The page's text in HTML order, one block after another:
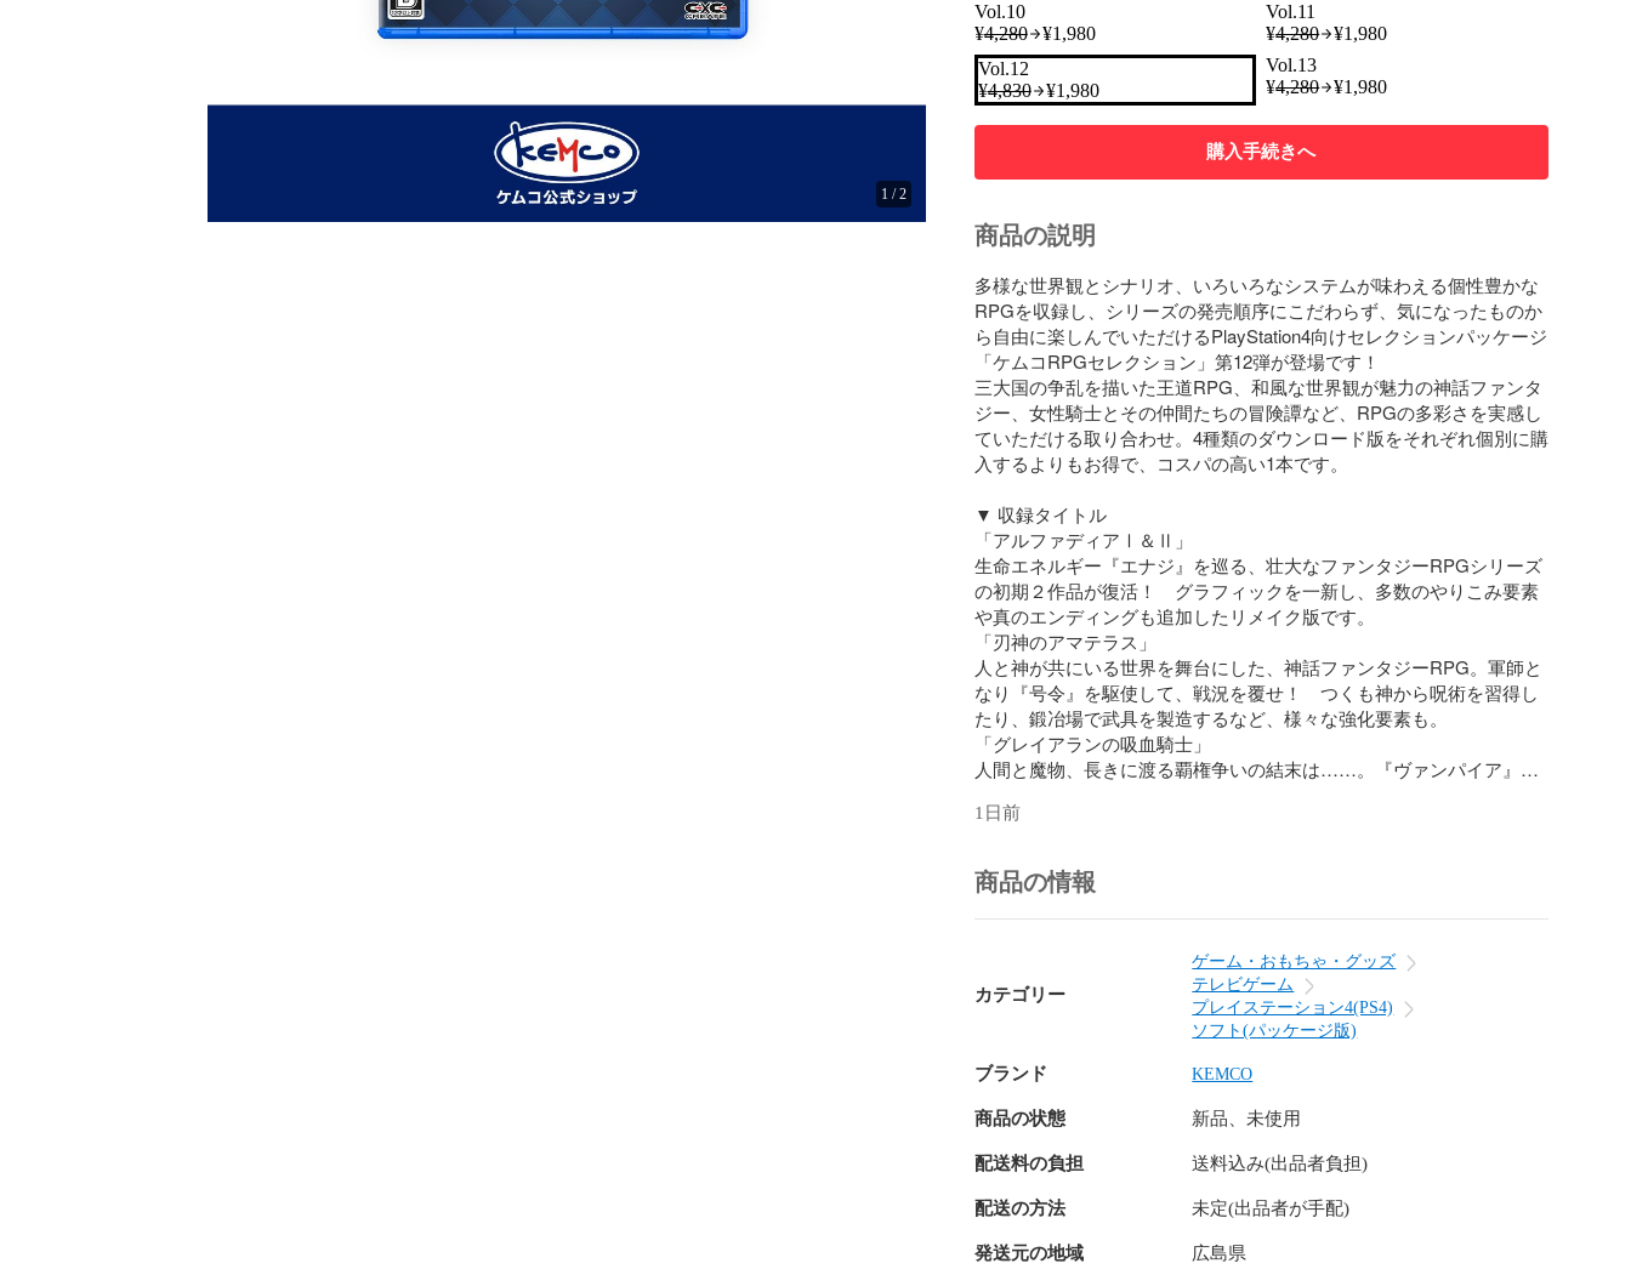
1/2
Vol.10
¥4,280 ¥1,980
Vol.11
¥4,280 ¥1,980
Vol.12
¥4,830 ¥1,980
Vol.13
¥4,280 ¥1,980
購入手続きへ
商品の説明
多様な世界観とシナリオ、いろいろなシステムが味わえる個性豊かな
RPGを収録し、シリーズの発売順序にこだわらず、気になったものか
ら自由に楽しんでいただけるPlayStation4向けセレクションパッケージ
「ケムコRPGセレクション」第12弾が登場です！
三大国の争乱を描いた王道RPG、和風な世界観が魅力の神話ファンタ
ジー、女性騎士とその仲間たちの冒険譚など、RPGの多彩さを実感し
ていただける取り合わせ。4種類のダウンロード版をそれぞれ個別に購
入するよりもお得で、コスパの高い1本です。
▼ 収録タイトル
「アルファディアⅠ＆Ⅱ」
生命エネルギー『エナジ』を巡る、壮大なファンタジーRPGシリーズ
の初期２作品が復活！　グラフィックを一新し、多数のやりこみ要素
や真のエンディングも追加したリメイク版です。
「刃神のアマテラス」
人と神が共にいる世界を舞台にした、神話ファンタジーRPG。軍師と
なり『号令』を駆使して、戦況を覆せ！　つくも神から呪術を習得し
たり、鍛冶場で武具を製造するなど、様々な強化要素も。
「グレイアランの吸血騎士」
人間と魔物、長きに渡る覇権争いの結末は……。『ヴァンパイア』が
従者の"血"とコウモリの力で、パーティーを勝利に導け！
盗まれた『英雄の剣』奪還の命を受けた青年の旅を描く物語。入るた
びに変化するダンジョンで武器を入手！　複数の武器を同時に装備
し、敵をなぎ倒そう！
※各タイトルの内容はダウンロード版と同様です。
PlayStation 4
【レーティング】
CERO B（12才以上対象）
【おすすめポイント】
1日前
商品の情報
カテゴリー
ゲーム・おもちゃ・グッズ
テレビゲーム
プレイステーション4(PS4)
ソフト(パッケージ版)
ブランド KEMCO
商品の状態 新品、未使用
配送料の負担 送料込み(出品者負担)
配送の方法 未定(出品者が手配)
発送元の地域 広島県